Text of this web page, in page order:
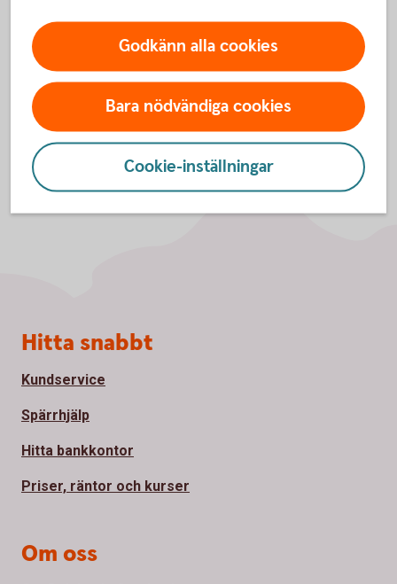
Inställningar för cookies
Godkänn alla cookies
Bara nödvändiga cookies
Cookie-inställningar
Sidfot
Hitta snabbt
Kundservice
Spärrhjälp
Hitta bankkontor
Priser, räntor och kurser
Om oss